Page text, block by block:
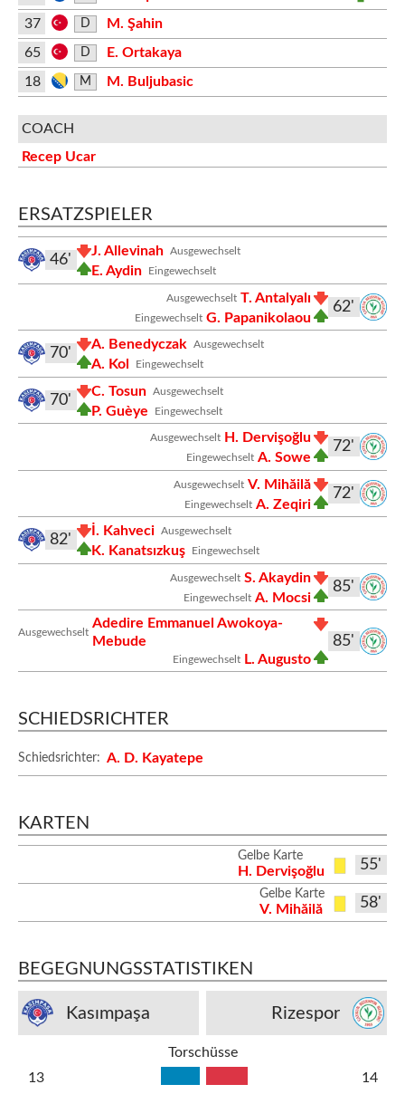
37
D
M. Şahin
65
D
E. Ortakaya
18
M M. Buljubasic
COACH
Recep Ucar
ERSATZSPIELER
Ausgewechselt
J. Allevinah
Eingewechselt
E. Aydin
46'
62'
Ausgewechselt T. Antalyalı
Eingewechselt G. Papanikolaou
Ausgewechselt
A. Benedyczak
Eingewechselt
A. Kol
70'
Ausgewechselt
C. Tosun
Eingewechselt
P. Guèye
70'
72'
Ausgewechselt H. Dervişoğlu
Eingewechselt A. Sowe
72'
Ausgewechselt V. Mihăilă
Eingewechselt A. Zeqiri
Ausgewechselt
İ. Kahveci
Eingewechselt
K. Kanatsızkuş
82'
85'
Ausgewechselt S. Akaydin
Eingewechselt A. Mocsi
85'
Ausgewechselt
Adedire Emmanuel Awokoya-
Mebude
Eingewechselt L. Augusto
SCHIEDSRICHTER
Schiedsrichter: A. D. Kayatepe
KARTEN
55'
Gelbe Karte
H. Dervişoğlu
58'
Gelbe Karte
V. Mihăilă
BEGEGNUNGSSTATISTIKEN
Kasımpaşa Rizespor
Torschüsse
13
14